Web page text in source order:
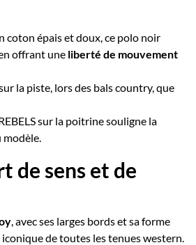
épais et doux, ce polo noir
offrant une liberté de mouvement
la piste, lors des bals country, que
sur la poitrine souligne la
modèle.
de sens et de
, avec ses larges bords et sa forme
iconique de toutes les tenues western.